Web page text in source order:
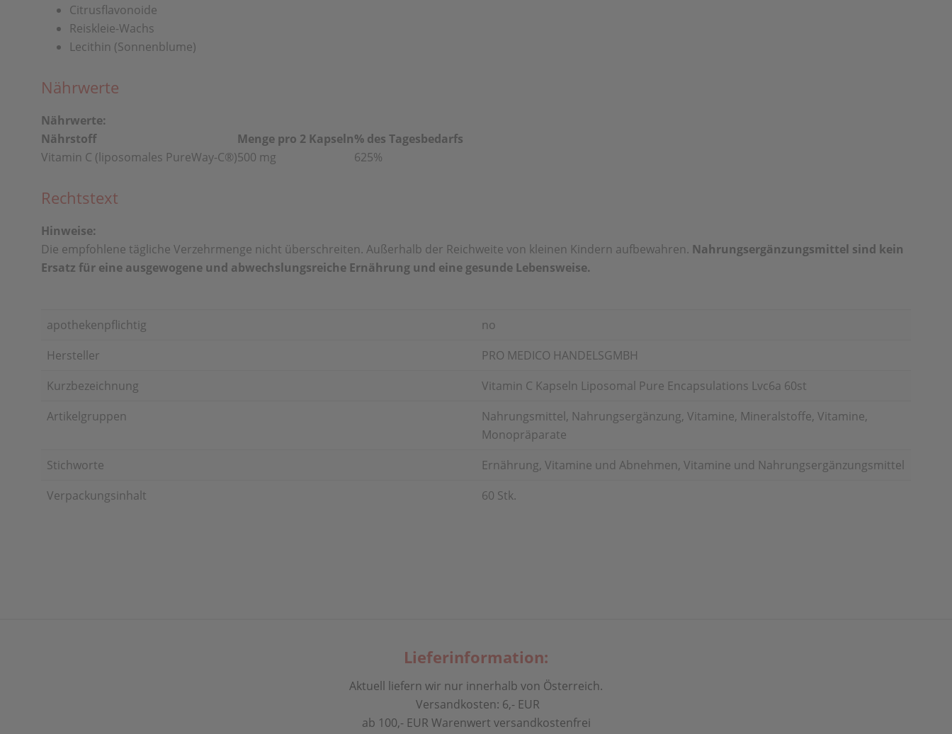
Citrusflavonoide
Reiskleie-Wachs
Lecithin (Sonnenblume)
Nährwerte
Nährwerte:
Nährstoff
Menge pro 2 Kapseln% des Tagesbedarfs
Vitamin C (liposomales PureWay-C®)500 mg 625%
Rechtstext
Hinweise:
Die empfohlene tägliche Verzehrmenge nicht überschreiten. Außerhalb der Reichweite von kleinen Kindern aufbewahren. Nahrungsergänzungsmittel sind kein
Ersatz für eine ausgewogene und abwechslungsreiche Ernährung und eine gesunde Lebensweise.
apothekenpflichtig
no
Hersteller
PRO MEDICO HANDELSGMBH
Kurzbezeichnung
Vitamin C Kapseln Liposomal Pure Encapsulations Lvc6a 60st
Artikelgruppen
Nahrungsmittel, Nahrungsergänzung, Vitamine, Mineralstoffe, Vitamine,
Monopräparate
Stichworte
Ernährung, Vitamine und Abnehmen, Vitamine und Nahrungsergänzungsmittel
Verpackungsinhalt
60 Stk.
Lieferinformation:
Aktuell liefern wir nur innerhalb von Österreich.
Versandkosten: 6,- EUR
ab 100,- EUR Warenwert versandkostenfrei